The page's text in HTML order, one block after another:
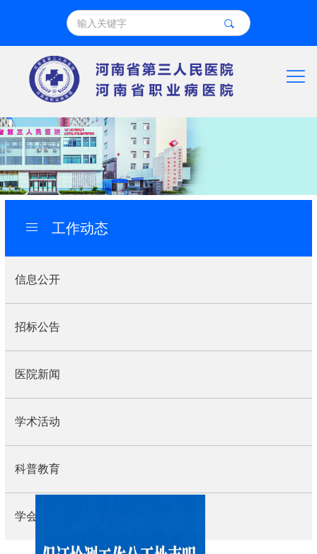
工作动态
信息公开
招标公告
医院新闻
学术活动
科普教育
学会动态